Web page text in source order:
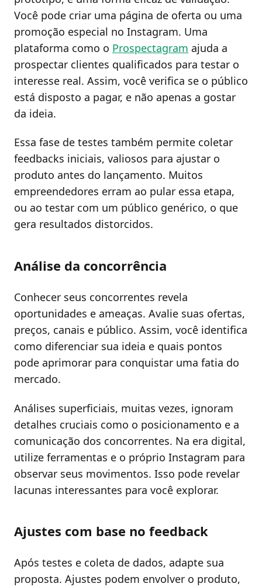
Você pode criar uma página de oferta ou uma
promoção especial no Instagram. Uma
plataforma como o Prospectagram ajuda a
prospectar clientes qualificados para testar o
interesse real. Assim, você verifica se o público
está disposto a pagar, e não apenas a gostar
da ideia.
Essa fase de testes também permite coletar
feedbacks iniciais, valiosos para ajustar o
produto antes do lançamento. Muitos
empreendedores erram ao pular essa etapa,
ou ao testar com um público genérico, o que
gera resultados distorcidos.
Análise da concorrência
Conhecer seus concorrentes revela
oportunidades e ameaças. Avalie suas ofertas,
preços, canais e público. Assim, você identifica
como diferenciar sua ideia e quais pontos
pode aprimorar para conquistar uma fatia do
mercado.
Análises superficiais, muitas vezes, ignoram
detalhes cruciais como o posicionamento e a
comunicação dos concorrentes. Na era digital,
utilize ferramentas e o próprio Instagram para
observar seus movimentos. Isso pode revelar
lacunas interessantes para você explorar.
Ajustes com base no feedback
Após testes e coleta de dados, adapte sua
proposta. Ajustes podem envolver o produto,